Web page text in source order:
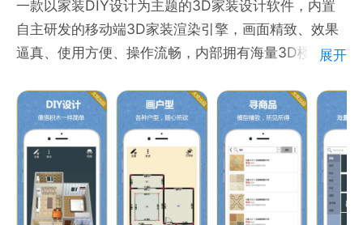
课件、商业方案PPT快速制作。
【AI图片智能工具箱】
「画质修复」模糊原图一键升级高清画质，商品图、老
照片、素材图细节拉满。
一款以家装DIY设计为主题的3D家装设计软件，内置
自主研发的移动端3D家装渲染引擎，画面精致、效果
逼真、使用方便、操作流畅，内部拥有海量3D楼盘户
直接到门店内进行体验，做到所见即所得。用户可以可
轻松构筑3D梦想家，提前预见未来居家生活。主要功
能如下：
【房屋3D模型下载】直接输入小区名称，即可以查询
到对应的小区，并可以下载其3D设计；
【商品3D模型下载】浏览到感兴趣的商品时，可以直
展开